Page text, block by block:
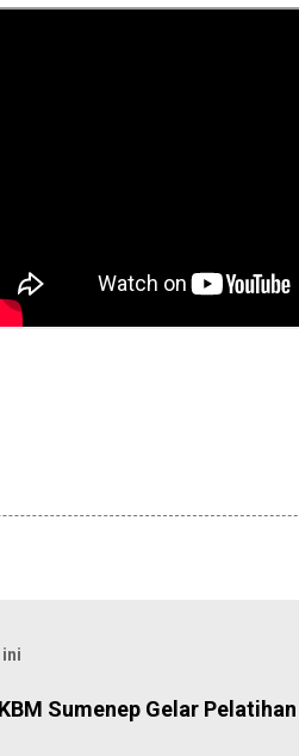
Sumenep Gelar